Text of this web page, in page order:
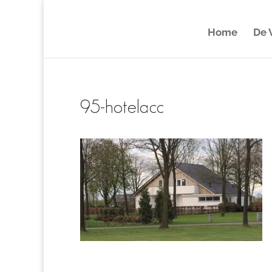
Home De
95-hotelacc